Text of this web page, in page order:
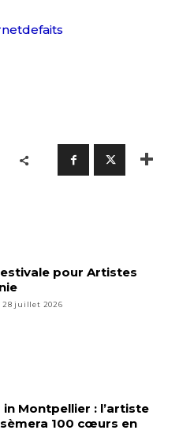
pour Artistes
28 juillet 2026
in Montpellier : l’artiste
100 cœurs en